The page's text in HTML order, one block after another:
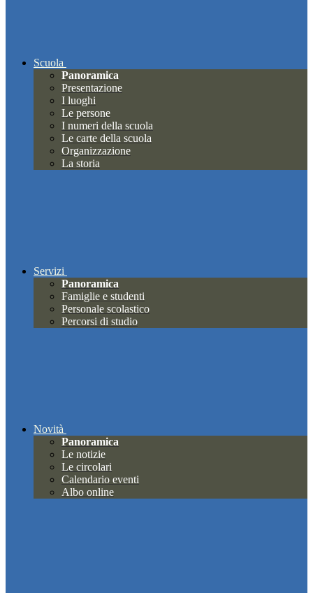
Scuola
Panoramica
Presentazione
I luoghi
Le persone
I numeri della scuola
Le carte della scuola
Organizzazione
La storia
Servizi
Panoramica
Famiglie e studenti
Personale scolastico
Percorsi di studio
Novità
Panoramica
Le notizie
Le circolari
Calendario eventi
Albo online